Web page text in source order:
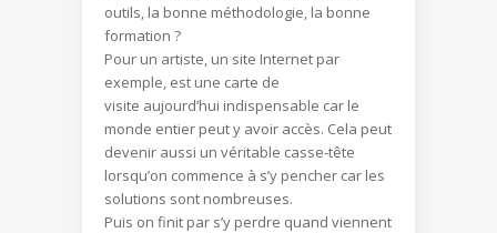
outils, la bonne méthodologie, la bonne
formation ?
Pour un artiste, un site Internet par
exemple, est une carte de
visite aujourd’hui indispensable car le
monde entier peut y avoir accès. Cela peut
devenir aussi un véritable casse-tête
lorsqu’on commence à s’y pencher car les
solutions sont nombreuses.
Puis on finit par s’y perdre quand viennent